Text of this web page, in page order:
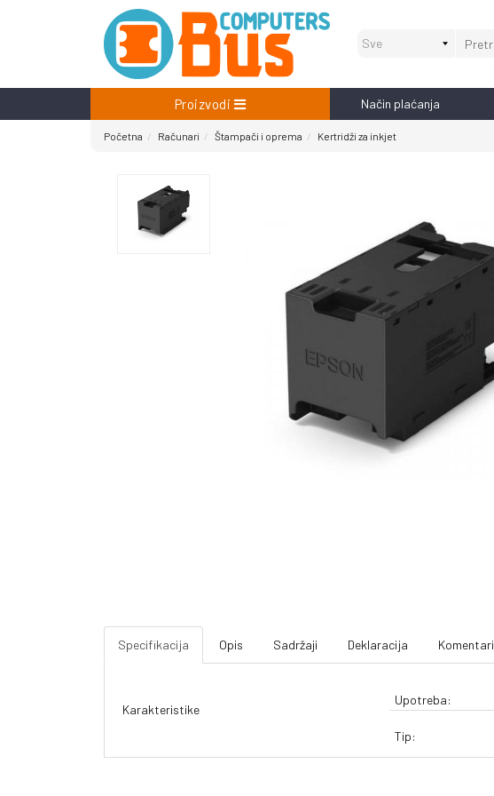
Proizvodi Način plaćanja
Početna Računari Štampači i oprema Kertridži za inkjet
Specifikacija Opis Sadržaji Deklaracija Komentari
Karakteristike
Upotreba:
Tip: